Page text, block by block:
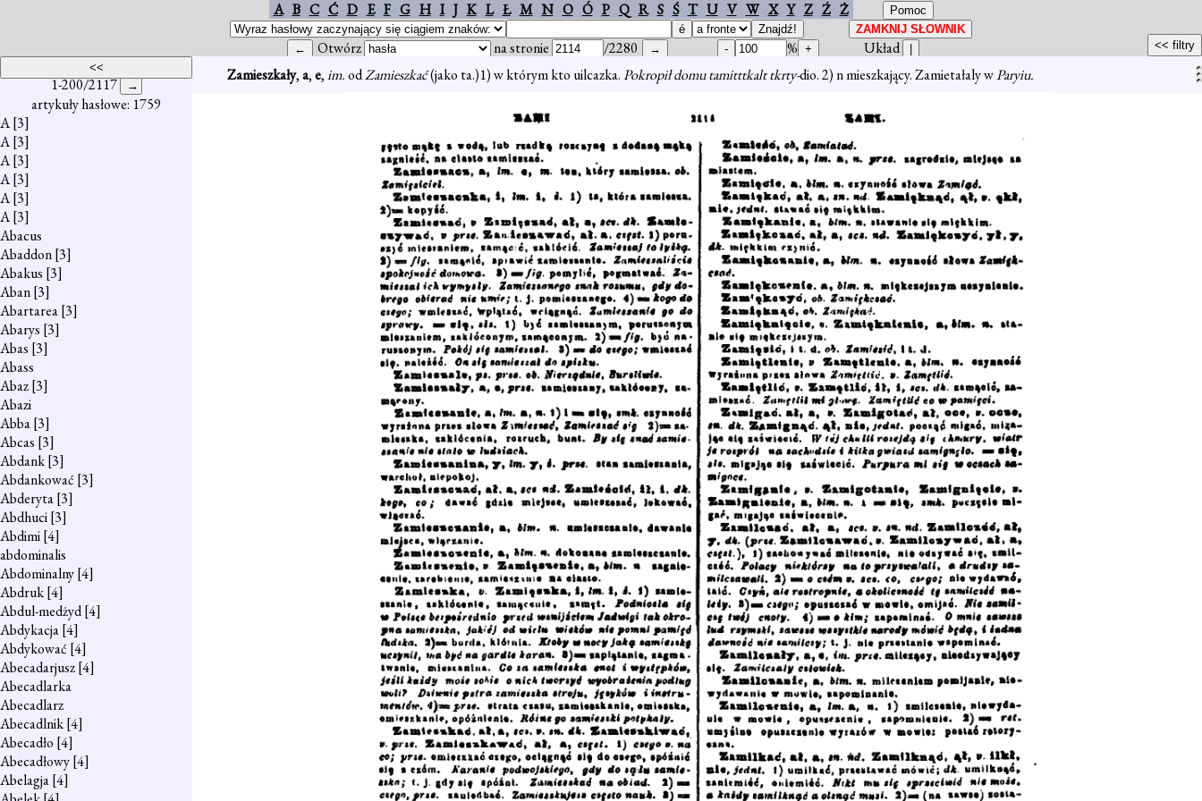
A B C Ć D E F G H I J K L Ł M N O Ó P Q R S Ś T U V W X Y Z Ź Ż
Otwórz na stronie /2280 %
Układ
1-200/2117
artykuły hasłowe: 1759
A[3]
A[3]
A[3]
A[3]
A[3]
A[3]
Abacus
Abaddon[3]
Abakus [3]
Aban[3]
Abartarea[3]
Abarys [3]
Abas [3]
Abass
Abaz[3]
Abazi
Abba[3]
Abcas [3]
Abdank[3]
Abdankować [3]
Abderyta[3]
Abdhuci[3]
Abdimi[4]
abdominalis
Abdominalny[4]
Abdruk[4]
Abdul-medżyd[4]
Abdykacja[4]
Abdykować [4]
Abecadarjusz[4]
Abecadlarka
Abecadlarz
Abecadlnik[4]
Abecadło [4]
Abecadłowy[4]
Abelagja[4]
Zamieszkały,a,e,im.odZamieszkać(jako ta.)1) w którym kto uilcazka.Pokropił domu tamitttkalt tkrty-dio. 2) n mieszkający. Zamietałaly wParyiu.